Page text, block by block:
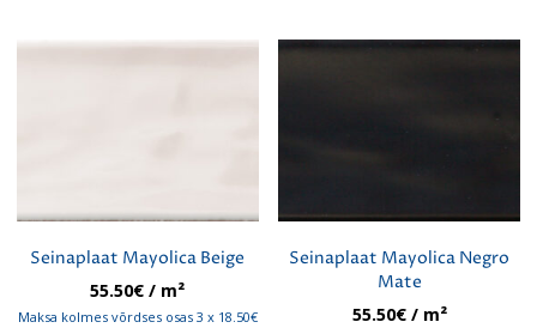
Seinaplaat Mayolica Beige
55.50€ / m²
Maksa kolmes võrdses osas 3 x 18.50€
Seinaplaat Mayolica Negro
Mate
55.50€/ m²